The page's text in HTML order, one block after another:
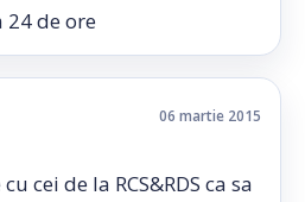
de ore
06 martie 2015
cei de la RCS&RDS ca sa